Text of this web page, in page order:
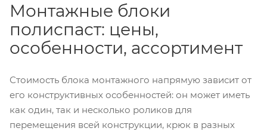
Монтажные блоки
полиспаст: цены,
особенности, ассортимент
Стоимость блока монтажного напрямую зависит от
его конструктивных особенностей: он может иметь
как один, так и несколько роликов для
перемещения всей конструкции, крюк в разных